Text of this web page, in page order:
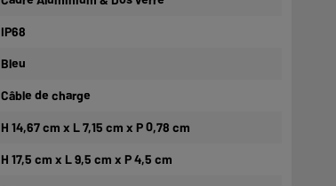
IP68
Bleu
Câble de charge
H 14,67 cm x L 7,15 cm x P 0,78 cm
H 17,5 cm x L 9,5 cm x P 4,5 cm